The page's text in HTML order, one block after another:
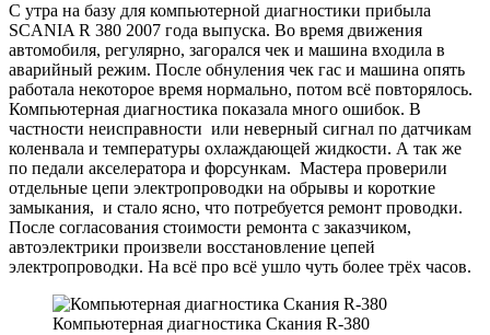
С утра на базу для компьютерной диагностики прибыла
SCANIA R 380 2007 года выпуска. Во время движения
автомобиля, регулярно, загорался чек и машина входила в
аварийный режим. После обнуления чек гас и машина опять
работала некоторое время нормально, потом всё повторялось.
Компьютерная диагностика показала много ошибок. В
частности неисправности или неверный сигнал по датчикам
коленвала и температуры охлаждающей жидкости. А так же
по педали акселератора и форсункам. Мастера проверили
отдельные цепи электропроводки на обрывы и короткие
замыкания, и стало ясно, что потребуется ремонт проводки.
После согласования стоимости ремонта с заказчиком,
автоэлектрики произвели восстановление цепей
электропроводки. На всё про всё ушло чуть более трёх часов.
Компьютерная диагностика Скания R-380